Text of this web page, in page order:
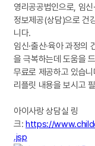
영리공공법인으로, 임
정보제공(상담)으로 건
니다.
임신·출산·육아 과정의
을 극복하는데 도움을
무료로 제공하고 있습니
리플릿 내용을 보시고
아이사랑 상담실 링
크: https://
.jsp